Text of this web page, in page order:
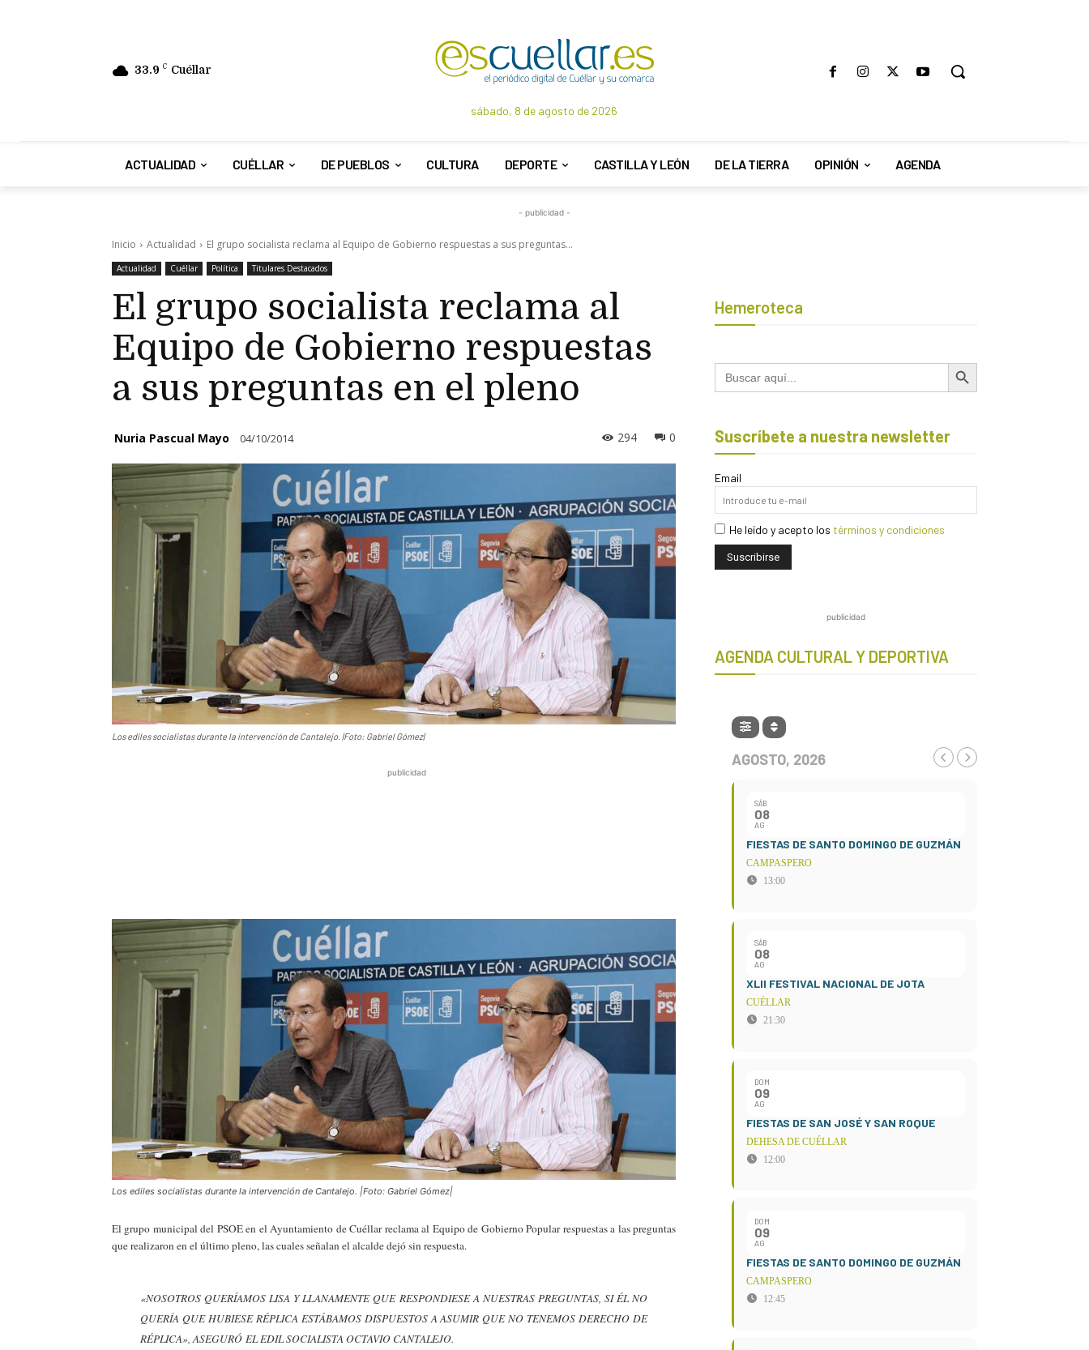
33.9 C Cuéllar
sábado, 8 de agosto de 2026
ACTUALIDAD CUÉLLAR DE PUEBLOS CULTURA DEPORTE CASTILLA Y LEÓN DE LA TIERRA OPINIÓN AGENDA
- publicidad -
Inicio Actualidad El grupo socialista reclama al Equipo de Gobierno respuestas a sus preguntas...
Actualidad Cuéllar Política Titulares Destacados
El grupo socialista reclama al
Equipo de Gobierno respuestas
a sus preguntas en el pleno
Nuria Pascual Mayo 04/10/2014 0
294
Los ediles socialistas durante la intervención de Cantalejo. |Foto: Gabriel Gómez|
publicidad
Los ediles socialistas durante la intervención de Cantalejo. |Foto: Gabriel Gómez|
El grupo municipal del PSOE en el Ayuntamiento de Cuéllar reclama al Equipo de Gobierno Popular respuestas a las preguntas
que realizaron en el último pleno, las cuales señalan el alcalde dejó sin respuesta.
«NOSOTROS QUERÍAMOS LISA Y LLANAMENTE QUE RESPONDIESE A NUESTRAS PREGUNTAS, SI ÉL NO
QUERÍA QUE HUBIESE RÉPLICA ESTÁBAMOS DISPUESTOS A ASUMIR QUE NO TENEMOS DERECHO DE
RÉPLICA», ASEGURÓ EL EDIL SOCIALISTA OCTAVIO CANTALEJO.
Hemeroteca
Buscar: Botón de búsqueda
Suscríbete a nuestra newsletter
Email
He leído y acepto los términos y condiciones
publicidad
AGENDA CULTURAL Y DEPORTIVA
AGOSTO, 2026
SÁB
08
AG
FIESTAS DE SANTO DOMINGO DE GUZMÁN
CAMPASPERO
13:00
SÁB
08
AG
XLII FESTIVAL NACIONAL DE JOTA
CUÉLLAR
21:30
DOM
09
AG
FIESTAS DE SAN JOSÉ Y SAN ROQUE
DEHESA DE CUÉLLAR
12:00
DOM
09
AG
FIESTAS DE SANTO DOMINGO DE GUZMÁN
CAMPASPERO
12:45